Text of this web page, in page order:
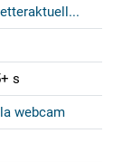
s
webcam